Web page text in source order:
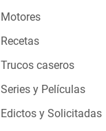
Motores
Recetas
Trucos caseros
Series y Películas
Edictos y Solicitadas